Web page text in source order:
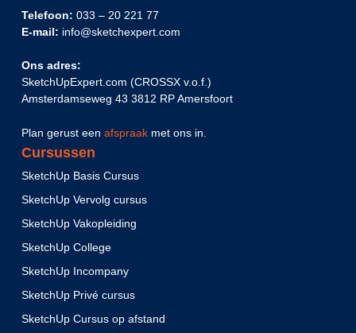
Telefoon: 033 – 20 221 77
E-mail: info@sketchexpert.com
Ons adres:
SketchUpExpert.com (CROSSX v.o.f.)
Amsterdamseweg 43 3812 RP Amersfoort
Plan gerust een afspraakmet ons in.
Cursussen
SketchUp Basis Cursus
SketchUp Vervolg cursus
SketchUp Vakopleiding
SketchUp College
SketchUp Incompany
SketchUp Privé cursus
SketchUp Cursus op afstand